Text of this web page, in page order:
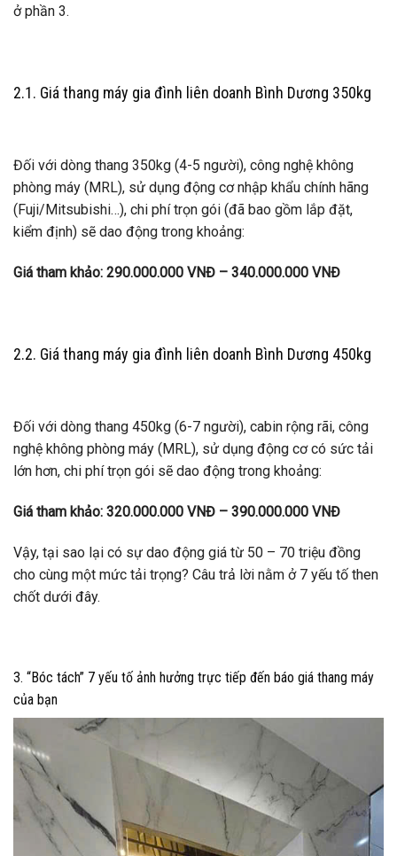
ở phần 3.
2.1. Giá thang máy gia đình liên doanh Bình Dương 350kg
Đối với dòng thang 350kg (4-5 người), công nghệ không
phòng máy (MRL), sử dụng động cơ nhập khẩu chính hãng
(Fuji/Mitsubishi…), chi phí trọn gói (đã bao gồm lắp đặt,
kiểm định) sẽ dao động trong khoảng:
Giá tham khảo: 290.000.000 VNĐ – 340.000.000 VNĐ
2.2. Giá thang máy gia đình liên doanh Bình Dương 450kg
Đối với dòng thang 450kg (6-7 người), cabin rộng rãi, công
nghệ không phòng máy (MRL), sử dụng động cơ có sức tải
lớn hơn, chi phí trọn gói sẽ dao động trong khoảng:
Giá tham khảo: 320.000.000 VNĐ – 390.000.000 VNĐ
Vậy, tại sao lại có sự dao động giá từ 50 – 70 triệu đồng
cho cùng một mức tải trọng? Câu trả lời nằm ở 7 yếu tố then
chốt dưới đây.
3. “Bóc tách” 7 yếu tố ảnh hưởng trực tiếp đến báo giá thang máy
của bạn